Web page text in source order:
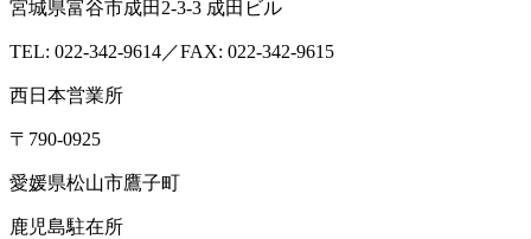
宮城県富谷市成田2-3-3 成田ビル
TEL: 022-342-9614／FAX: 022-342-9615
西日本営業所
〒790-0925
愛媛県松山市鷹子町
鹿児島駐在所